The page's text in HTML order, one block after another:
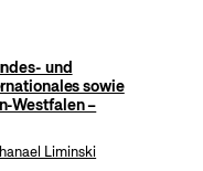
und
sowie
Westfalen –
Liminski